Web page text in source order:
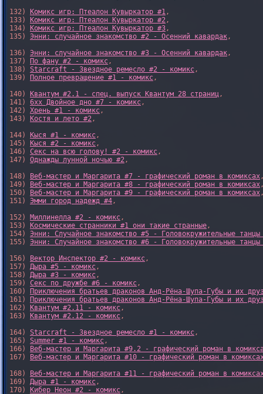
132)
Комикс игр: Птеалон Кувыркатор #1,
133)
Комикс игр: Птеалон Кувыркатор #2,
134)
Комикс игр: Птеалон Кувыркатор #3,
135) Энни: случайное знакомство #2 - Осенний кавардак,
136) Энни: случайное знакомство #3 - Осенний кавардак,
137)
По фану #2 - комикс,
138) Starcraft - Звездное ремесло #2 - комикс,
139)
Полное превращение #1 - комикс,
140)
Квантум #2.1 - спец. выпуск Квантум 28 страниц,
141) 6xx Двойное дно #7 - комикс,
142) Хрень #1 - комикс,
143)
Костя и лето #2,
144)
Кыся #1 - комикс,
145)
Кыся #2 - комикс,
146) Секс на всю голову! #2 - комикс,
147) Однажды лунной ночью #2,
148)
Веб-мастер и Маргарита #7 - графический роман в комиксах
149)
Веб-мастер и Маргарита #8 - графический роман в комиксах
150)
Веб-мастер и Маргарита #9 - графический роман в комиксах
151) Эмми город надежд #4,
152) Миллинелла #2 - комикс,
153)
Космические странники #1 они такие странные,
154) Энни: Случайное знакомство #5 - Головокружительные
155) Энни: Случайное знакомство #6 - Головокружительные
156)
Вектор Инспектор #2 - комикс,
157) Дыра #5 - комикс,
158) Дыра #3 - комикс,
159) Секс по дружбе #6 - комикс,
160)
Приключения братьев драконов Анд-Рёна-Шупа-Губы и их
161)
Приключения братьев драконов Анд-Рёна-Шупа-Губы и их
162)
Квантум #2.11 - комикс,
163)
Квантум #2.12 - комикс,
164) Starcraft - Звездное ремесло #1 - комикс,
165) Summer #1 - комикс,
166)
Веб-мастер и Маргарита #9.2 - графический роман в
167)
Веб-мастер и Маргарита #10 - графический роман в
168)
Веб-мастер и Маргарита #11 - графический роман в
169) Дыра #1 - комикс,
170)
Кибер Неон #2 - комикс,